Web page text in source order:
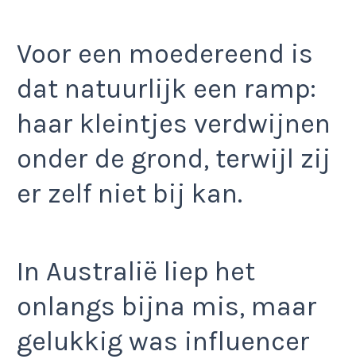
Voor een moedereend is
dat natuurlijk een ramp:
haar kleintjes verdwijnen
onder de grond, terwijl zij
er zelf niet bij kan.
In Australië liep het
onlangs bijna mis, maar
gelukkig was influencer